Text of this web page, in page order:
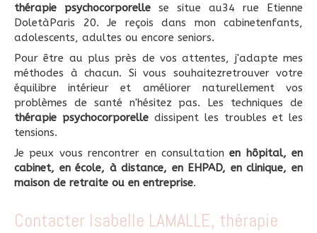
thérapie psychocorporelle se situe au34 rue Etienne
DoletàParis 20. Je reçois dans mon cabinetenfants,
adolescents, adultes ou encore seniors.
Pour être au plus près de vos attentes, j'adapte mes
méthodes à chacun. Si vous souhaitezretrouver votre
équilibre intérieur et améliorer naturellement vos
problèmes de santé n'hésitez pas. Les techniques de
thérapie psychocorporelle dissipent les troubles et les
tensions.
Je peux vous rencontrer en consultationen hôpital, en
cabinet, en école, à distance, en EHPAD, en clinique, en
maison de retraite ou en entreprise.
Contacter Isabelle LAMALLE, thérapie